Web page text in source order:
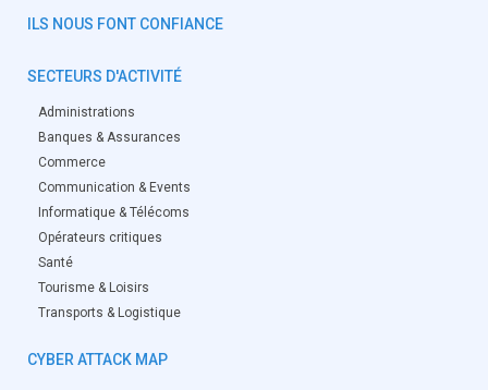
ILS NOUS FONT CONFIANCE
SECTEURS D'ACTIVITÉ
Administrations
Banques & Assurances
Commerce
Communication & Events
Informatique & Télécoms
Opérateurs critiques
Santé
Tourisme & Loisirs
Transports & Logistique
CYBER ATTACK MAP